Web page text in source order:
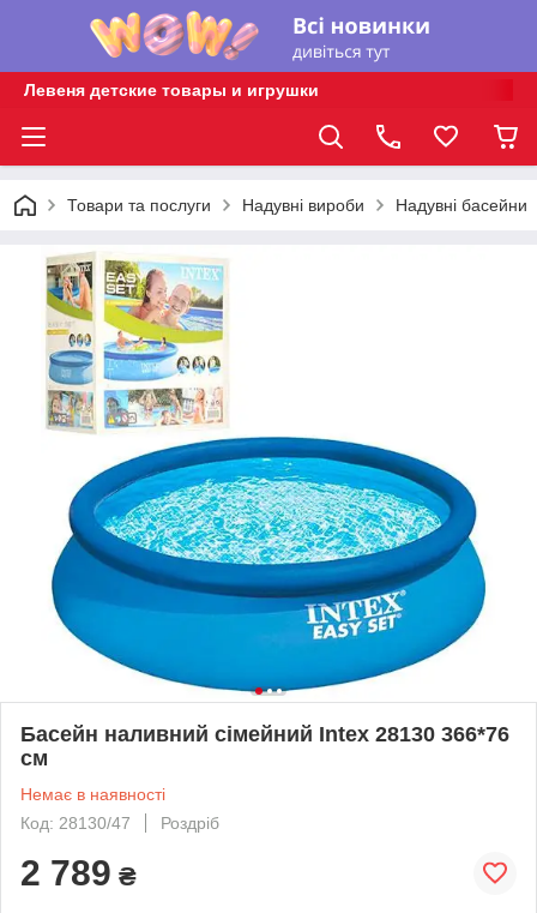
Левеня детские товары и игрушки
Товари та послуги Надувні вироби Надувні басейни
Басейн наливний сімейний Intex 28130 366*76
см
Немає в наявності
Код: 28130/47
Роздріб
2 789 ₴